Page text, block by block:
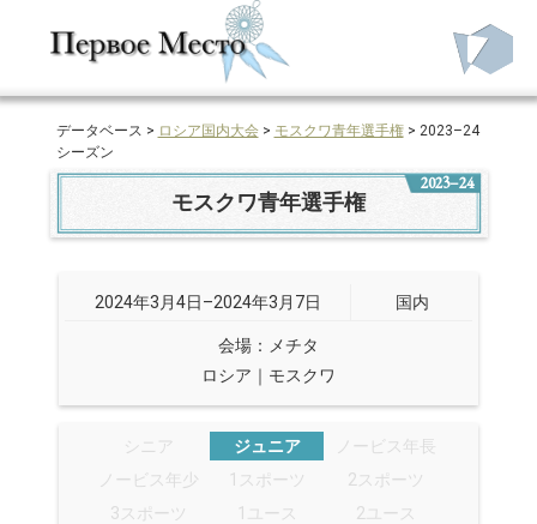
データベース > ロシア国内大会> モスクワ青年選手権> 2023–24
シーズン
2023–24
モスクワ青年選手権
2024年3月4日–2024年3月7日 国内
会場：メチタ
ロシア｜モスクワ
シニア ジュニア
ノービス年長
ノービス年少
1スポーツ
2スポーツ
3スポーツ
1ユース
2ユース